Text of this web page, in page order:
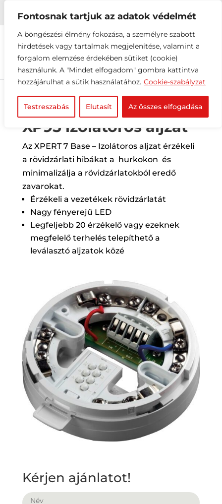
Fontosnak tartjuk az adatok védelmét
A böngészési élmény fokozása, a személyre szabott
hirdetések vagy tartalmak megjelenítése, valamint a
forgalom elemzése érdekében sütiket (cookie)
használunk. A "Mindet elfogadom" gombra kattintva
hozzájárulhat a sütik használatához. Cookie-szabályzat
Testreszabás Elutasít Az összes elfogadása
 +36 1 216 2612 info@elektrovill.hu
XP95 izolátoros aljzat
Az XPERT 7 Base – Izolátoros aljzat érzékeli
a rövidzárlati hibákat a hurkokon és
minimalizálja a rövidzárlatokból eredő
zavarokat.
Érzékeli a vezetékek rövidzárlatát
Nagy fényerejű LED
Legfeljebb 20 érzékelő vagy ezeknek
megfelelő terhelés telepíthető a
leválasztó aljzatok közé
Kérjen ajánlatot!